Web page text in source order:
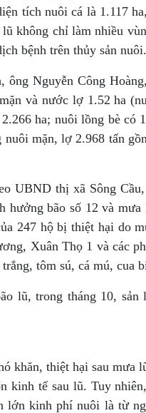
tích nuôi cá là 1.117
không chỉ làm nhiều
bệnh trên thủy sản nuôi.
ông Nguyễn Công
và nước lợ 1.52 ha
ha; nuôi lồng bè có
nuôi mặn, lợ 2.968 tấn
UBND thị xã Sông
hưởng bão số 12 và
247 hộ bị thiệt hại do
Xuân Thọ 1 và các
trắng, tôm sú, cá mú,
lũ, trong tháng 10,
khăn, thiệt hại sau mưa
kinh tế sau lũ. Tuy
lớn kinh phí nuôi là từ